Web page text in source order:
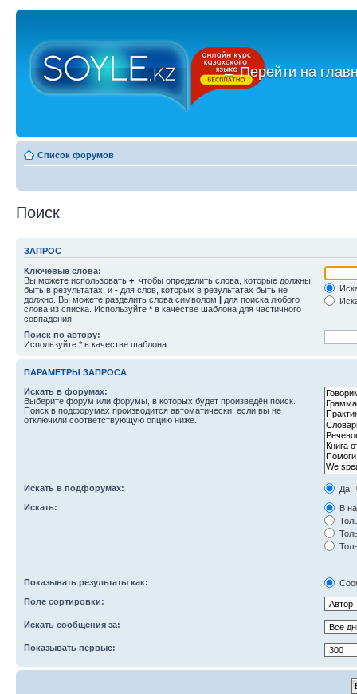
←Перейти на
Список форумов
Поиск
ЗАПРОС
Ключевые слова:
Вы можете использовать + , чтобы определить слова, которые должны
быть в результатах, и - для слов, которых в результатах быть не
должно. Вы можете разделить слова символом | для поиска любого
слова из списка. Используйте * в качестве шаблона для частичного
совпадения.
Поиск по автору:
Используйте * в качестве шаблона.
ПАРАМЕТРЫ ЗАПРОСА
Искать в форумах:
Выберите форум или форумы, в которых будет произведён поиск.
Поиск в подфорумах производится автоматически, если вы не
отключили соответствующую опцию ниже.
Искать в подфорумах:
Да
Искать:
В
Показывать результаты как:
Поле сортировки:
Искать сообщения за:
Показывать первые: